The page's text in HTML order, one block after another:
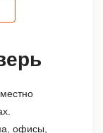
офисы,